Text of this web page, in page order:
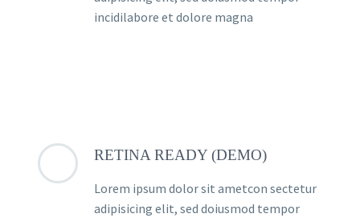
incidilabore et dolore magna
RETINA READY (DEMO)
Lorem ipsum dolor sit ametcon sectetur
adipisicing elit, sed doiusmod tempor